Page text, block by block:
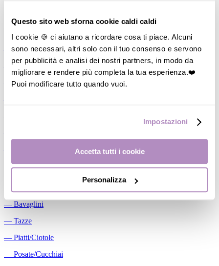
Questo sito web sforna cookie caldi caldi
I cookie 🍪 ci aiutano a ricordare cosa ti piace. Alcuni
sono necessari, altri solo con il tuo consenso e servono
per pubblicità e analisi dei nostri partners, in modo da
migliorare e rendere più completa la tua esperienza.❤️
Puoi modificare tutto quando vuoi.
Impostazioni
Accetta tutti i cookie
Personalizza
―
Cuscini allattamento
―Biberon
―
Tettarelle
―Succhietti
Conservalatte Materno
―Massaggiagengive
― Bavaglini
― Tazze
― Piatti/Ciotole
― Posate/Cucchiai